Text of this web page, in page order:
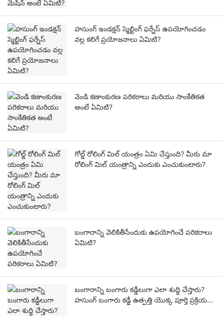
హసుంగ్ ఇండక్షన్ స్మెల్టింగ్ ఫర్నేస్ ఉపయోగించడం
వల్ల కలిగే ప్రయోజనాలు ఏమిటి?
వెండి కణాంకురణ పరికరాలు మరియు సాంకేతికత
అంటే ఏమిటి?
గోల్డ్ రోలింగ్ మిల్ యంత్రం ఏమి చేస్తుంది? మీరు మా
రోలింగ్ మిల్ యంత్రాన్ని ఎందుకు ఎంచుకుంటారు?
బంగారాన్ని వెలికితీసేందుకు ఉపయోగించే పరికరాలు
ఏమిటి?
బంగారాన్ని బంగారు కడ్డీలుగా ఎలా శుద్ధి చేస్తారు?
హసుంగ్ బంగారు కడ్డీ ఉత్పత్తి యొక్క పూర్తి ప్రక్రియపై